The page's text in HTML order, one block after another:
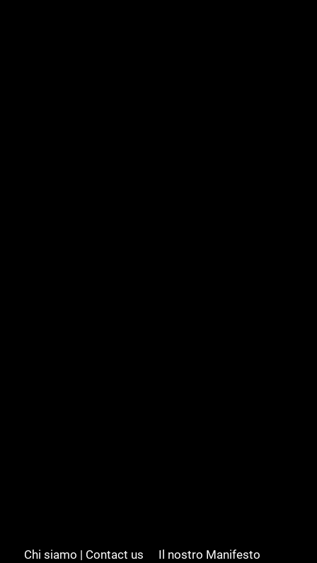
Chi siamo | Contact us
Il nostro Manifesto